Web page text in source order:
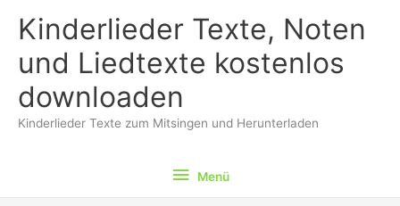
InhaltKinderlieder Texte, Noten
und Liedtexte kostenlos
downloaden
Kinderlieder Texte zum Mitsingen und Herunterladen
Menü
Menü